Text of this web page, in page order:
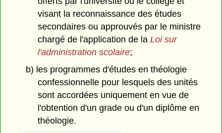
visant la reconnaissance des études
secondaires ou approuvés par le ministre
chargé de l'application de laLoi sur
l'administration scolaire;
b) les programmes d'études en théologie
confessionnelle pour lesquels des unités
sont accordées uniquement en vue de
l'obtention d'un grade ou d'un diplôme en
théologie.